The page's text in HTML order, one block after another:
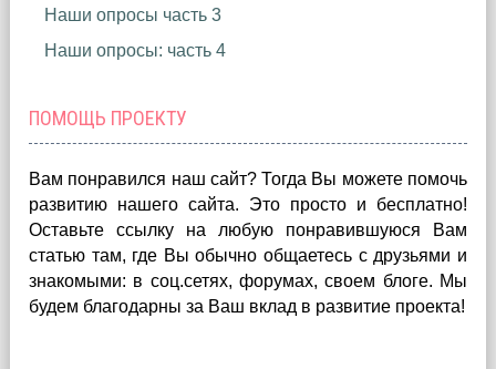
Наши опросы часть 3
Наши опросы: часть 4
ПОМОЩЬ ПРОЕКТУ
Вам понравился наш сайт? Тогда Вы можете помочь
развитию нашего сайта. Это просто и бесплатно!
Оставьте ссылку на любую понравившуюся Вам
статью там, где Вы обычно общаетесь с друзьями и
знакомыми: в соц.сетях, форумах, своем блоге. Мы
будем благодарны за Ваш вклад в развитие проекта!